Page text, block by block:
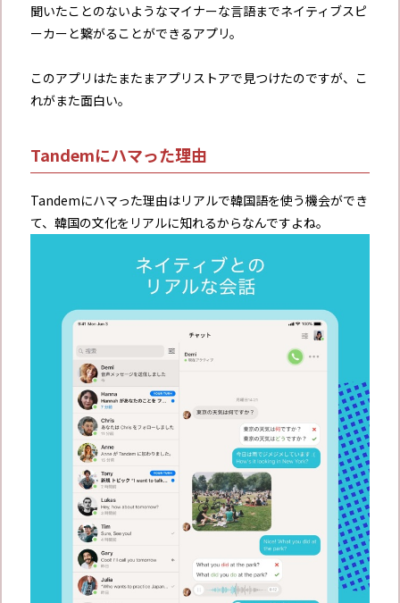
聞いたことのないようなマイナーな言語までネイティブスピ
ーカーと繋がることができるアプリ。
このアプリはたまたまアプリストアで見つけたのですが、こ
れがまた面白い。
Tandemにハマった理由
Tandemにハマった理由はリアルで韓国語を使う機会ができ
て、韓国の文化をリアルに知れるからなんですよね。